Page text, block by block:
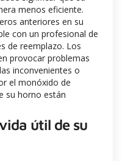
menos eficiente.
anteriores en su
con un profesional de
de reemplazo. Los
provocar problemas
inconvenientes o
el monóxido de
su horno están
útil de su